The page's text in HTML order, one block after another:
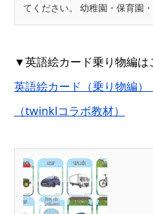
てください。 幼稚園・保育園
▼英語絵カード乗り物編は
英語絵カード（乗り物編
（twinklコラボ教材）